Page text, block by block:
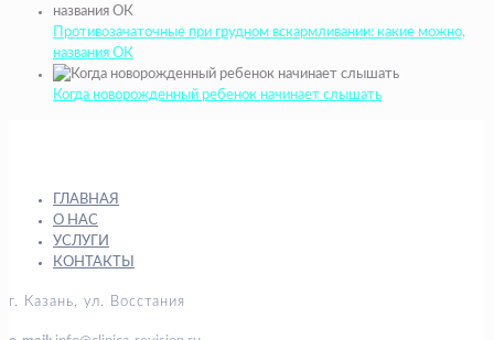
Противозачаточные при грудном вскармливании: какие можно,
названия ОК
Когда новорожденный ребенок начинает слышать
ГЛАВНАЯ
О НАС
УСЛУГИ
КОНТАКТЫ
г. Казань, ул. Восстания